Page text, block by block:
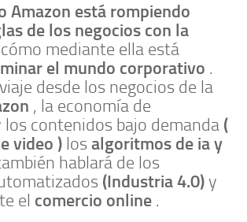
Amazon está rompiendo
de los negocios con la
mediante ella está
el mundo corporativo .
desde los negocios de la
, la economía de
los contenidos bajo demanda (
video ) losalgoritmos de ia y
hablará de los
(Industria 4.0)y
el comercio online .